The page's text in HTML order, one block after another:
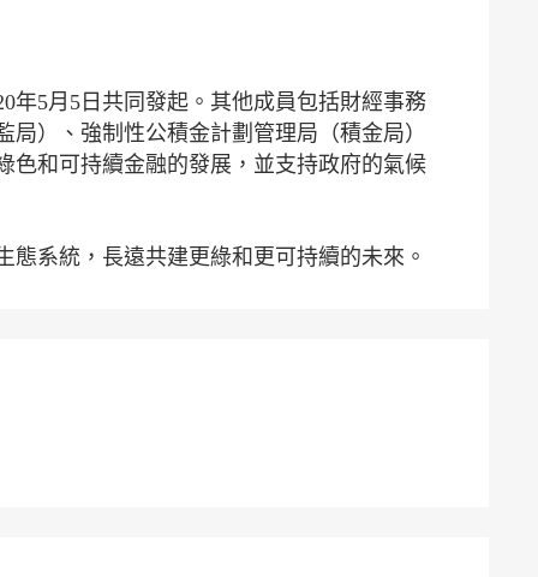
年5月5日共同發起。其他成員包括財經事務
）、強制性公積金計劃管理局（積金局）
色和可持續金融的發展，並支持政府的氣候
系統，長遠共建更綠和更可持續的未來。